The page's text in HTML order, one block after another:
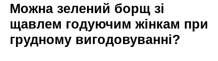
Можна зелений борщ зі
щавлем годуючим жінкам при
грудному вигодовуванні?